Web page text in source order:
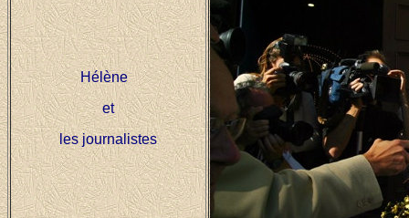
Hélène
et
les journalistes